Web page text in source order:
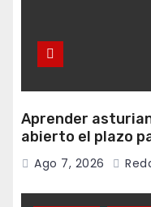
Aprender
abierto el plazo
programa Falamos
Ago 7, 2026